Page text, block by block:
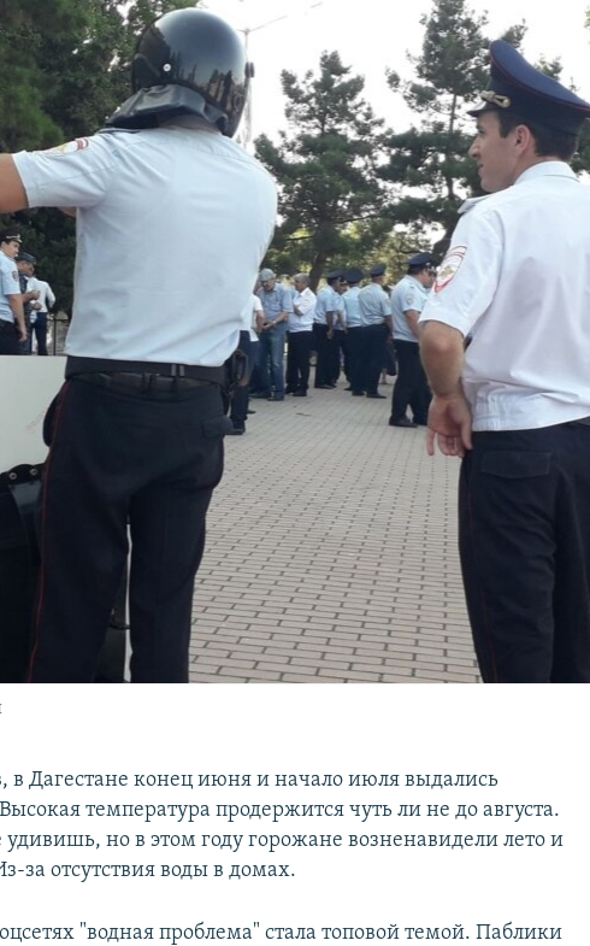
в Дагестане конец июня и начало июля выдались
температура продержится чуть ли не до августа.
но в этом году горожане возненавидели лето и
за отсутствия воды в домах.
"водная проблема" стала топовой темой. Паблики